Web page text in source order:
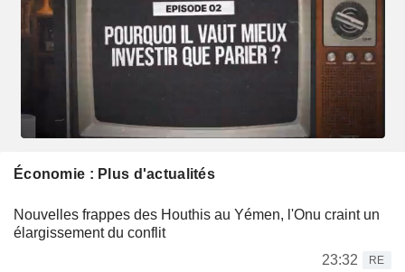
Économie : Plus d'actualités
Nouvelles frappes des Houthis au Yémen, l'Onu craint un
élargissement du conflit
23:32
RE